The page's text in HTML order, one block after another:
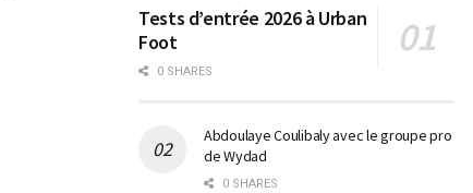
Tests d’entrée 2026 à Urban
Foot
0 SHARES
Abdoulaye Coulibaly avec le groupe pro
de Wydad
0 SHARES